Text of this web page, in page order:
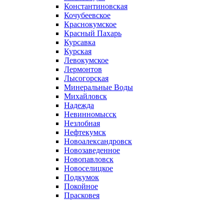
Константиновская
Кочубеевское
Краснокумское
Красный Пахарь
Курсавка
Курская
Левокумское
Лермонтов
Лысогорская
Минеральные Воды
Михайловск
Надежда
Невинномысск
Незлобная
Нефтекумск
Новоалександровск
Новозаведенное
Новопавловск
Новоселицкое
Подкумок
Покойное
Прасковея